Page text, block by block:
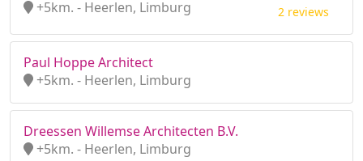
+5km. - Heerlen, Limburg
2 reviews
Paul Hoppe Architect
+5km. - Heerlen, Limburg
Dreessen Willemse Architecten B.V.
+5km. - Heerlen, Limburg